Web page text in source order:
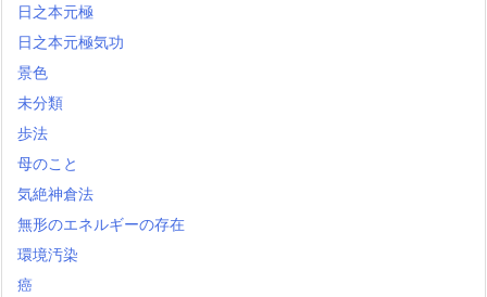
日之本元極
日之本元極気功
景色
未分類
歩法
母のこと
気絶神倉法
無形のエネルギーの存在
環境汚染
癌